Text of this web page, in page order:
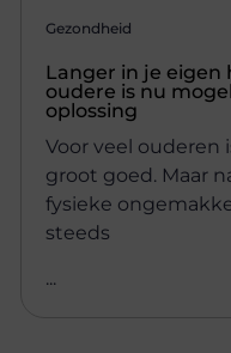
Gezondheid
Langer in je eigen
oudere is nu
oplossing
Voor veel ouderen
groot goed. Maar
fysieke
steeds
...